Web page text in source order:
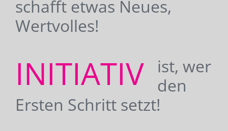
schafft etwas Neues,
Wertvolles!
INITIATIV
ist, wer
den
Ersten Schritt setzt!